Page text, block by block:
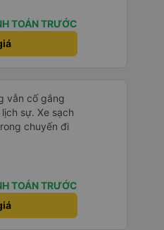
vui vì đã đặt
số xe vì tôi
đây là vấn
TOÁN TRƯỚC
vẫn cố gắng
sự. Xe sạch
chuyến đi
TOÁN TRƯỚC